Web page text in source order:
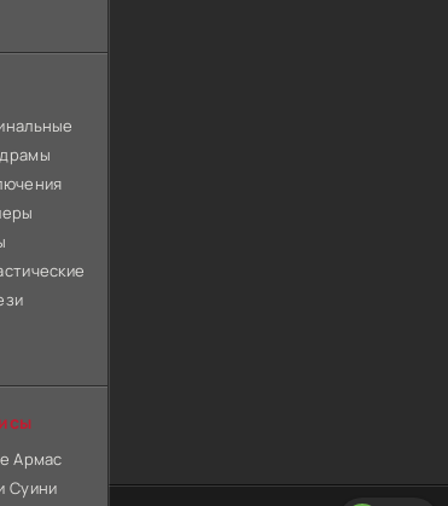
Армас
Суини